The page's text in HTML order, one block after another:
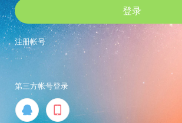
登录
注册帐号
第三方帐号登录
 